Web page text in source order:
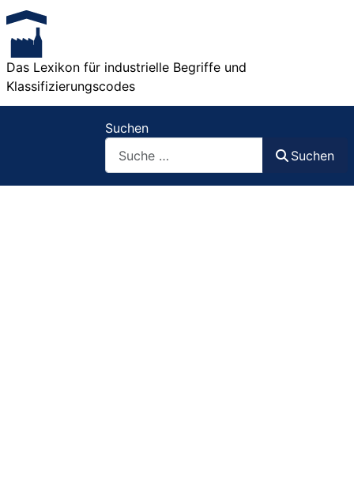
Das Lexikon für industrielle Begriffe und
Klassifizierungscodes
Suchen
Suchen